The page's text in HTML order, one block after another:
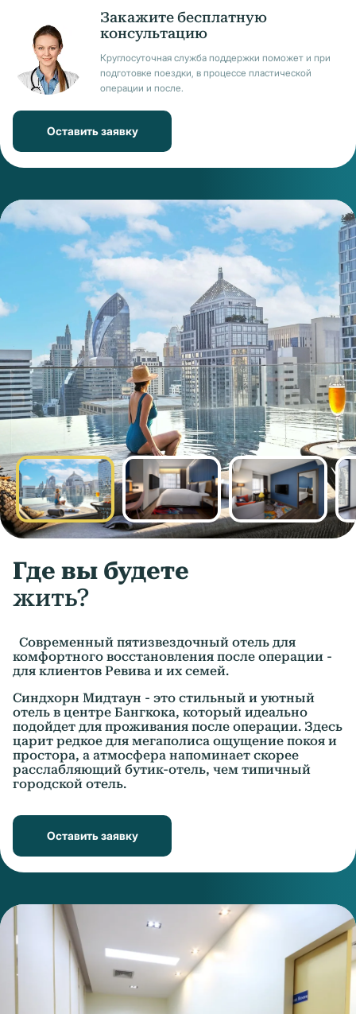
Закажите бесплатную
консультацию
Круглосуточная служба поддержки поможет и при
подготовке поездки, в процессе пластической
операции и после.
Оставить заявку
Где вы будете
жить?
Современный пятизвездочный отель для
комфортного восстановления после операции -
для клиентов Ревива и их семей.
Синдхорн Мидтаун - это стильный и уютный
отель в центре Бангкока, который идеально
подойдет для проживания после операции. Здесь
царит редкое для мегаполиса ощущение покоя и
простора, а атмосфера напоминает скорее
расслабляющий бутик-отель, чем типичный
городской отель.
Оставить заявку